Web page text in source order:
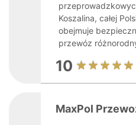
Koszalina, całej
obejmuje
przewóz
10
MaxPol